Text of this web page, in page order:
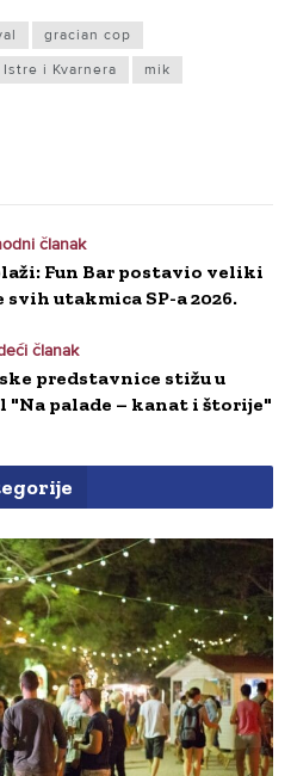
gracian cop
i Kvarnera mik
članak
Fun Bar postavio veliki
utakmica SP-a 2026.
članak
predstavnice stižu u
"Na palade – kanat i štorije"